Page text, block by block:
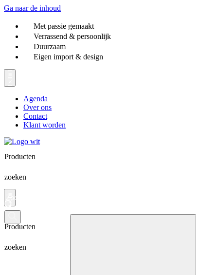
Ga naar de inhoud
Met passie gemaakt
Verrassend & persoonlijk
Duurzaam
Eigen import & design
Agenda
Over ons
Contact
Klant worden
Producten
zoeken
Producten
zoeken